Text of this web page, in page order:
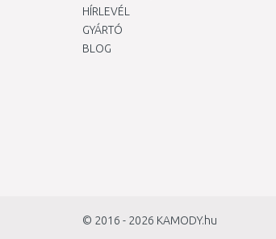
HÍRLEVÉL
GYÁRTÓ
BLOG
© 2016 - 2026 KAMODY.hu